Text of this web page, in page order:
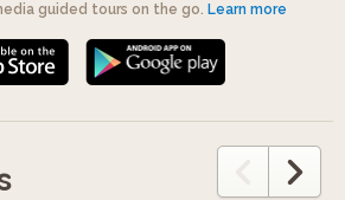
guided tours on the go. Learn more